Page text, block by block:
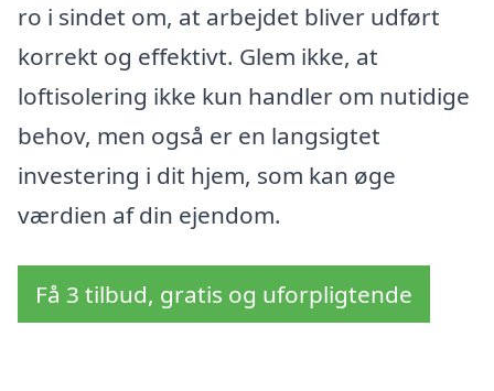
ro i sindet om, at arbejdet bliver udført
korrekt og effektivt. Glem ikke, at
loftisolering ikke kun handler om nutidige
behov, men også er en langsigtet
investering i dit hjem, som kan øge
værdien af din ejendom.
Få 3 tilbud, gratis og uforpligtende